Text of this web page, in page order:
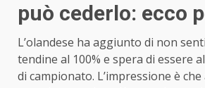
può cederlo: ecco
L’olandese ha aggiunto di non
tendine al 100% e spera di essere
di campionato. L’impressione è